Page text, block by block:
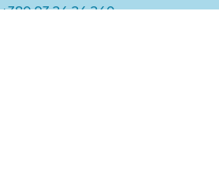
+380 93 24 24 240